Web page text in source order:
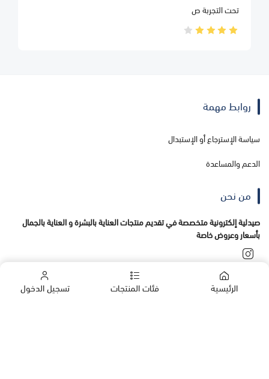
الرئيسية فئات المنتجات تسجيل الدخول
تحت التجربة ص
روابط مهمة
سياسة الإسترجاع أو الإستبدال
الدعم والمساعدة
من نحن
صيدلية إلكترونية متخصصة في تقديم منتجات العناية بالبشرة و العناية بالجمال
بأسعار وعروض خاصة
تواصل معنا